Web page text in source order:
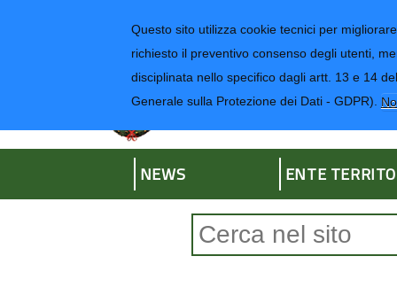
Questo sito utilizza cookie tecnici per
richiesto il preventivo consenso degli utenti,
disciplinata nello specifico dagli artt. 13 e 14
Generale sulla Protezione dei Dati - GDPR).
Regione Liguria
Provincia di
NEWS ENTE